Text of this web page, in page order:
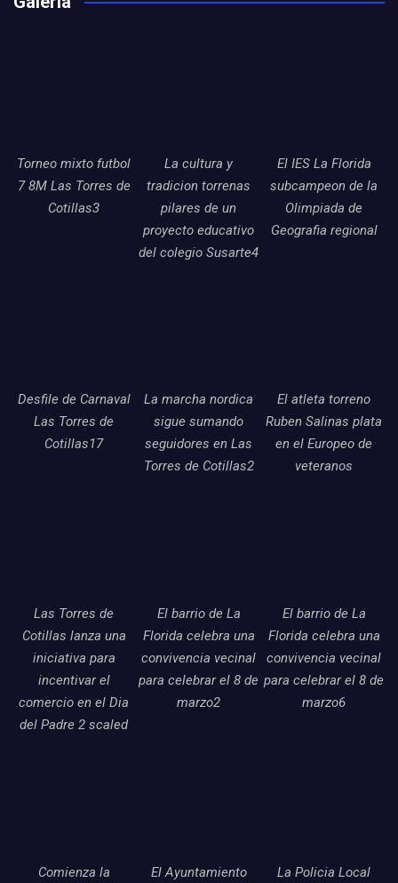
Torneo mixto futbol
7 8M Las Torres de
Cotillas3
La cultura y
tradicion torrenas
pilares de un
proyecto educativo
del colegio Susarte4
El IES La Florida
subcampeon de la
Olimpiada de
Geografia regional
Desfile de Carnaval
Las Torres de
Cotillas17
La marcha nordica
sigue sumando
seguidores en Las
Torres de Cotillas2
El atleta torreno
Ruben Salinas plata
en el Europeo de
veteranos
Las Torres de
Cotillas lanza una
iniciativa para
incentivar el
comercio en el Dia
del Padre 2 scaled
El barrio de La
Florida celebra una
convivencia vecinal
para celebrar el 8 de
marzo2
El barrio de La
Florida celebra una
convivencia vecinal
para celebrar el 8 de
marzo6
Comienza la
El Ayuntamiento
La Policia Local